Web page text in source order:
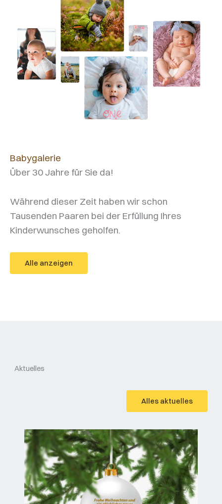
Babygalerie
Über 30 Jahre für Sie da!
Während dieser Zeit haben wir schon
Tausenden Paaren bei der Erfüllung Ihres
Kinderwunsches geholfen.
Alle anzeigen
Aktuelles
Alles aktuelles